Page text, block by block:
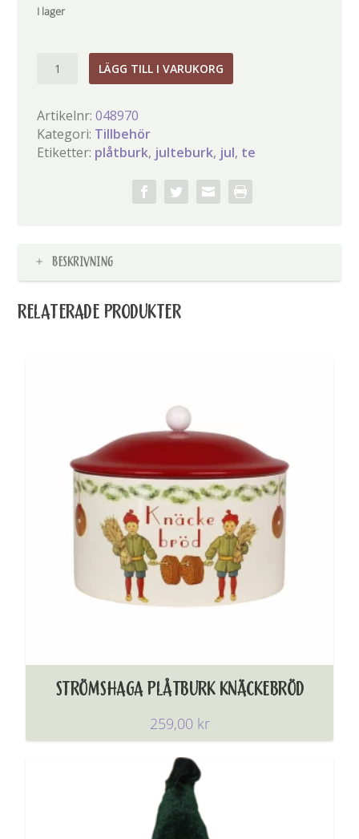
I lager
JULTOMTEBURKLÄGG TILL I VARUKORG
Artikelnr:048970
Kategori: Tillbehör
Etiketter: plåtburk, julteburk, jul, te
BESKRIVNING
RELATERADE PRODUKTER
STRÖMSHAGA PLÅTBURK KNÄCKEBRÖD
259,00 kr